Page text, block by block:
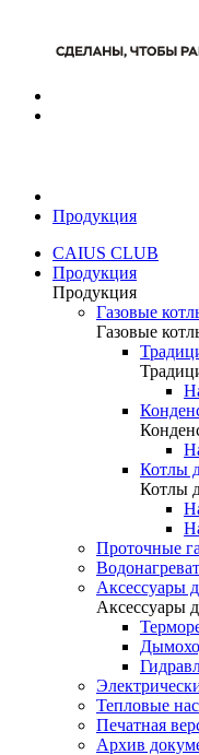
Продукция
CAIUS CLUB
Продукция
Продукция
Газовые
Газовые
Котлы
Котлы
Проточные
Аксессуары
Аксессуары
Тепловые
Печатная
Архив